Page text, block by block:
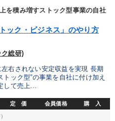
を積み増すストック型事業の自社
ック・ビジネス」のやり方
ク総研)
右されない安定収益を実現 長期
ック型”の事業を自社に付け加え
して売上...
定 価 会員価格 購 入